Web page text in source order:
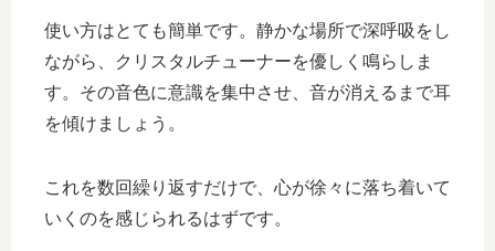
使い方はとても簡単です。静かな場所で深呼吸をし
ながら、クリスタルチューナーを優しく鳴らしま
す。その音色に意識を集中させ、音が消えるまで耳
を傾けましょう。
これを数回繰り返すだけで、心が徐々に落ち着いて
いくのを感じられるはずです。